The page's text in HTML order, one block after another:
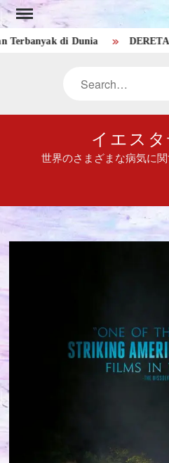
Skip
to
contentdi Dunia DERETAN
Search
イエス
世界のさまざまな病気に